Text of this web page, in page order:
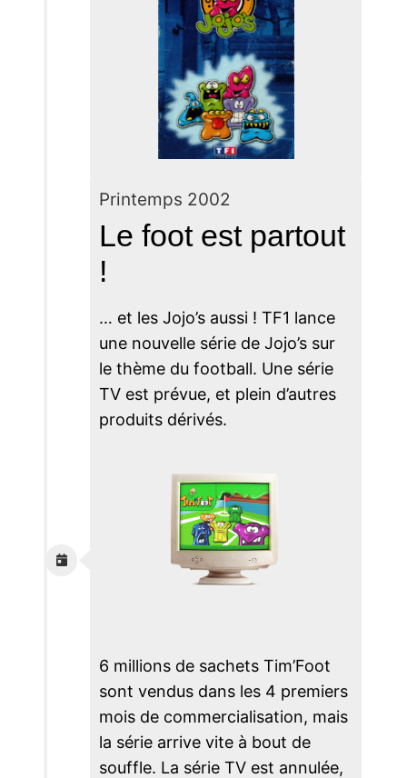
Printemps 2002
Le foot est partout
!
… et les Jojo’s aussi ! TF1 lance
une nouvelle série de Jojo’s sur
le thème du football. Une série
TV est prévue, et plein d’autres
produits dérivés.
6 millions de sachets Tim’Foot
sont vendus dans les 4 premiers
mois de commercialisation, mais
la série arrive vite à bout de
souffle. La série TV est annulée,